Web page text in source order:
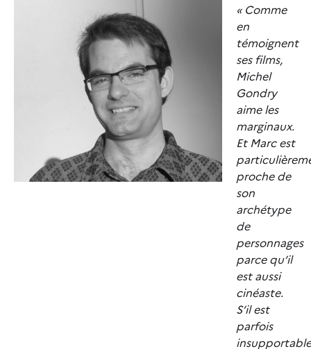
« Comme
en
témoignent
ses films,
Michel
Gondry
aime les
marginaux.
Et Marc est
proche de
son
archétype
de
personnages
parce qu’il
est aussi
cinéaste.
S’il est
parfois